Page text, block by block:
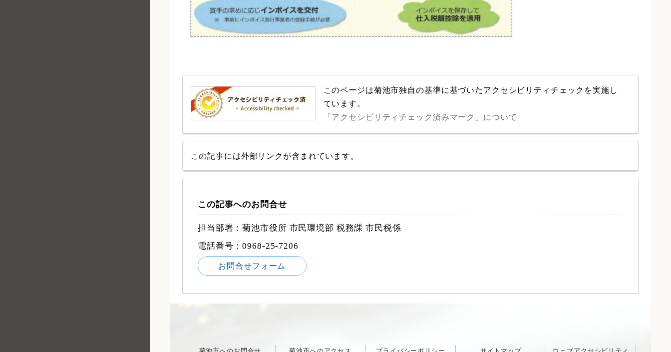
このページは菊池市独自の基準に基づいたアクセシビリティチェックを実施し
ています。
「アクセシビリティチェック済みマーク」について
この記事には外部リンクが含まれています。
この記事へのお問合せ
担当部署：菊池市役所 市民環境部 税務課 市民税係
電話番号：0968-25-7206
お問合せフォーム